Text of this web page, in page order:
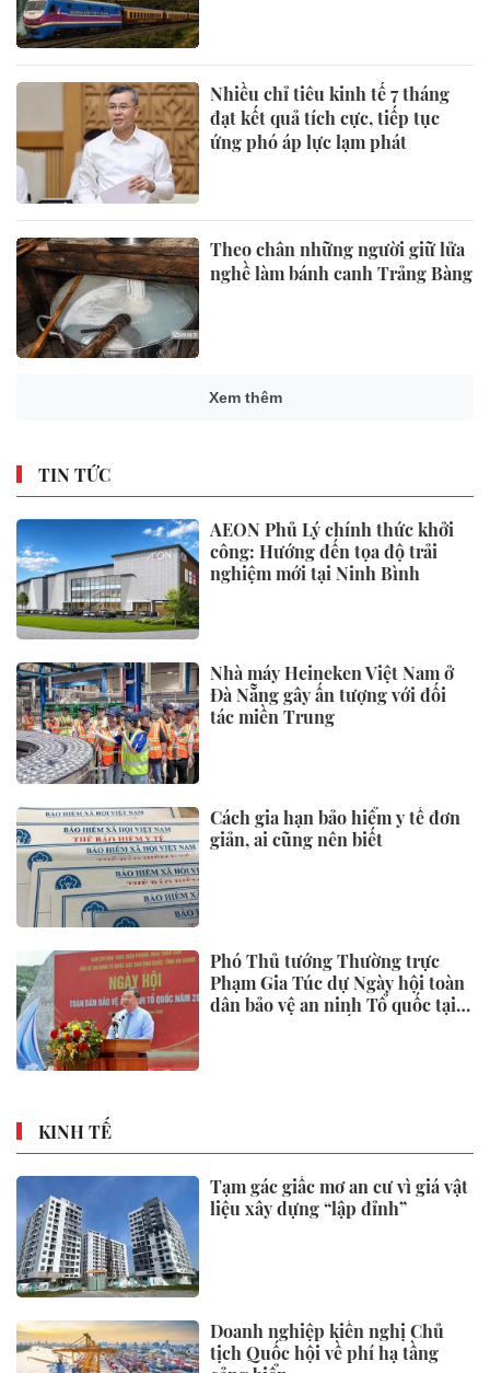
Nhiều chỉ tiêu kinh tế 7 tháng
đạt kết quả tích cực, tiếp tục
ứng phó áp lực lạm phát
Theo chân những người giữ lửa
nghề làm bánh canh Trảng Bàng
Xem thêm
TIN TỨC
AEON Phủ Lý chính thức khởi
công: Hướng đến tọa độ trải
nghiệm mới tại Ninh Bình
Nhà máy Heineken Việt Nam ở
Đà Nẵng gây ấn tượng với đối
tác miền Trung
Cách gia hạn bảo hiểm y tế đơn
giản, ai cũng nên biết
Phó Thủ tướng Thường trực
Phạm Gia Túc dự Ngày hội toàn
dân bảo vệ an ninh Tổ quốc tại
KINH TẾ
Tạm gác giấc mơ an cư vì giá vật
liệu xây dựng “lập đỉnh”
Doanh nghiệp kiến nghị Chủ
tịch Quốc hội về phí hạ tầng